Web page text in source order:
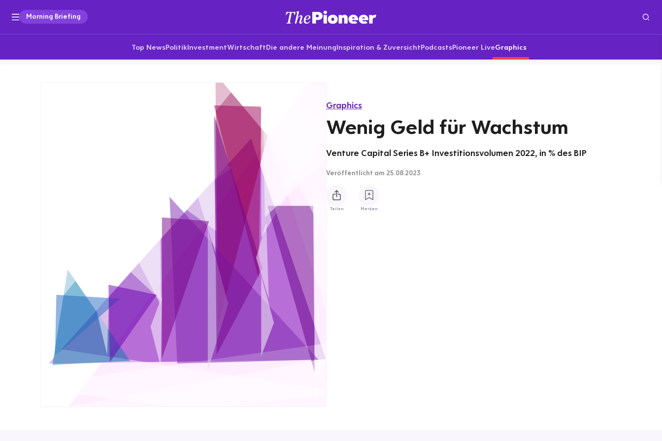
Morning Briefing
Top NewsPolitikInvestmentWirtschaftDie andere MeinungInspiration & ZuversichtPodcastsPioneer LiveGraphics
Graphics
Wenig Geld für Wachstum
Venture Capital Series B+ Investitionsvolumen 2022, in % des BIP
Veröffentlicht am 25.08.2023
Teilen Merken